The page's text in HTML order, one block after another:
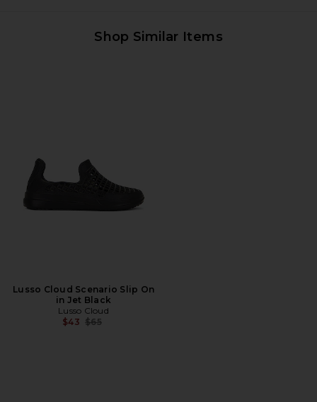
Shop Similar Items
Lusso Cloud Scenario Slip On
in Jet Black
Lusso Cloud
$43 Precio anterior:
$65